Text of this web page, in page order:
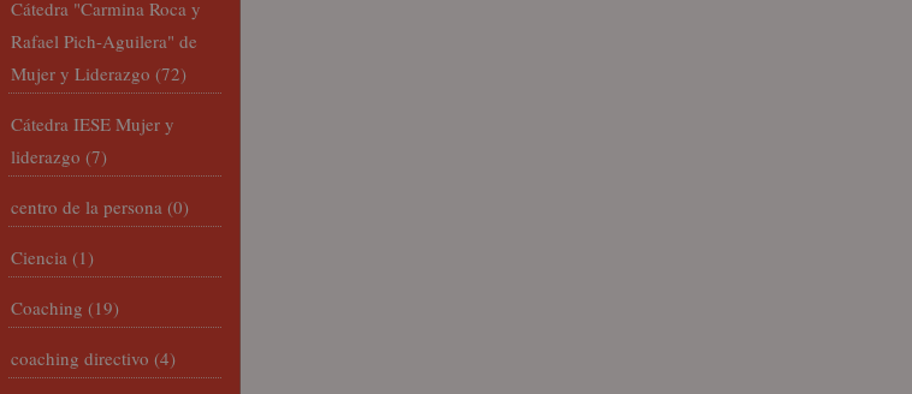
Cátedra "Carmina Roca y
Rafael Pich-Aguilera" de
Mujer y Liderazgo (72)
Cátedra IESE Mujer y
liderazgo (7)
centro de la persona (0)
Ciencia (1)
Coaching (19)
coaching directivo (4)